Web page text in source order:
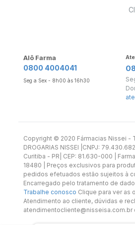
Alô Farma
0800 4004041
Seg a Sex - 8h00 às 16h30
Copyright ©️ 2020 Fármacias Nissei -
DROGARIAS NISSEI |CNPJ:
Curitiba - PR| CEP: 81.630-000 |
18480 | Preços exclusivos para
pedidos efetuados estão sujeitos à
Encarregado pelo tratamento de
Trabalhe conosco Clique para ver as
Atendimento ao cliente, dúvidas e
atendimentocliente@nisseisa.com.br